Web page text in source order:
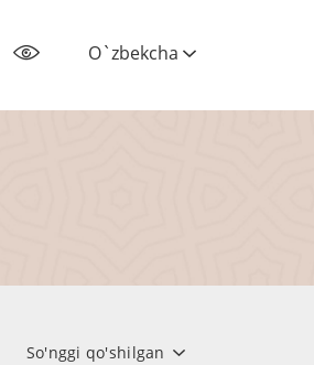
O`zbekcha
So'nggi qo'shilgan